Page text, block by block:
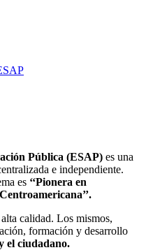
Pública (ESAP) es una
e independiente.
es ‘‘Pionera en
calidad. Los mismos,
formación y desarrollo
el ciudadano.